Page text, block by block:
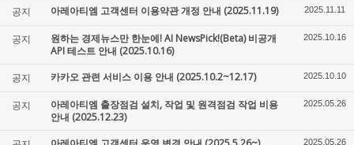
공지 아레아티엠 고객센터 이용약관 개정 안내 (2025.11.19) 2025.11.11
공지
원하는 경제뉴스만 한눈에! AI NewsPick!(Beta) 비공개
API 테스트 안내 (2025.10.16)
2025.10.16
공지 카카오 관련 서비스 이용 안내 (2025.10.2~12.17) 2025.10.10
공지
아레아티엠 출장점검 설치, 작업 및 원격점검 작업 비용
안내 (2025.12.23)
2025.05.26
2025.05.26